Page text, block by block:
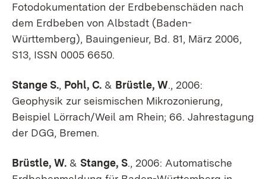
Fotodokumentation der Erdbebenschäden nach
dem Erdbeben von Albstadt (Baden-
Württemberg), Bauingenieur, Bd. 81, März 2006,
S13, ISSN 0005 6650.
Stange S., Pohl, C. & Brüstle, W., 2006:
Geophysik zur seismischen Mikrozonierung,
Beispiel Lörrach/Weil am Rhein; 66. Jahrestagung
der DGG, Bremen.
Brüstle, W. & Stange, S., 2006: Automatische